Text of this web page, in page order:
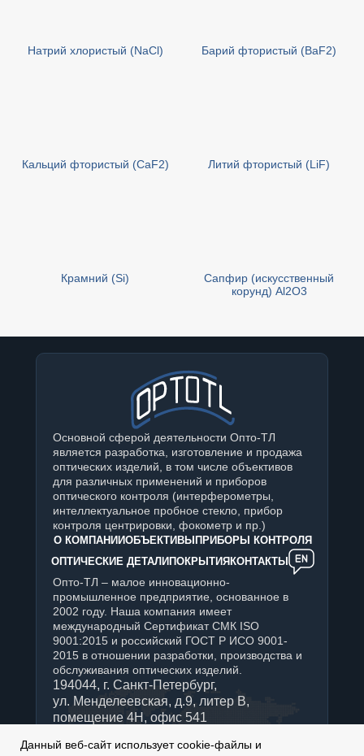
Натрий хлористый (NaCl) Барий фтористый (BaF2)
Кальций фтористый (CaF2) Литий фтористый (LiF)
Крамний (Si)
Сапфир (искусственный
корунд) Al2O3
Основной сферой деятельности Опто-ТЛ
является разработка, изготовление и продажа
оптических изделий, в том числе объективов
для различных применений и приборов
оптического контроля (интерферометры,
интеллектуальное пробное стекло, прибор
контроля центрировки, фокометр и пр.)
О КОМПАНИИОБЪЕКТИВЫ ПРИБОРЫ КОНТРОЛЯ
ОПТИЧЕСКИЕ ДЕТАЛИ ПОКРЫТИЯ КОНТАКТЫ
Опто-ТЛ – малое инновационно-
промышленное предприятие, основанное в
2002 году. Наша компания имеет
международный Сертификат СМК ISO
9001:2015 и российский ГОСТ Р ИСО 9001-
2015 в отношении разработки, производства и
обслуживания оптических изделий.
194044, г. Санкт-Петербург,
ул. Менделеевская, д.9, литер В,
помещение 4Н, офис 541
+7 (812) 347-76-90
Данный веб-сайт использует cookie-файлы и